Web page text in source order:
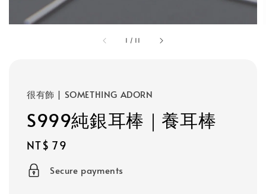
1 / 11
很有飾 | SOMETHING ADORN
S999純銀耳棒｜養耳棒
Regular
price
NT$ 79
Secure payments